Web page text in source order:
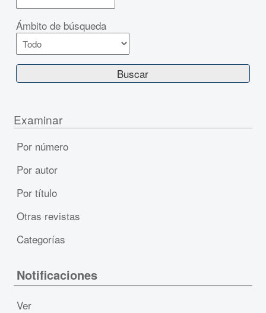
Ámbito de búsqueda
Examinar
Por número
Por autor
Por título
Otras revistas
Categorías
Notificaciones
Ver